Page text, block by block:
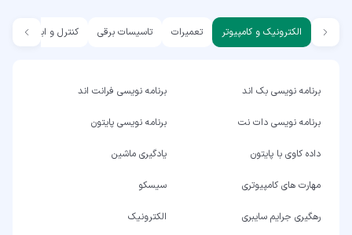
الکترونیک و کامپیوتر تعمیرات تاسیسات برقی کنترل و ابزار دقیق
برنامه نویسی بک اند برنامه نویسی فرانت اند
برنامه نویسی دات نت برنامه نویسی پایتون
داده کاوی با پایتون یادگیری ماشین
مهارت های کامپیوتری سیسکو
رهگیری جرایم سایبری الکترونیک